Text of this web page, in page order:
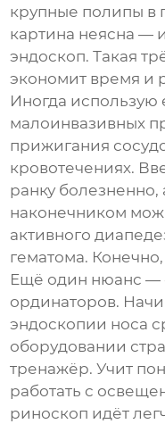
крупные полипы в
картина неясна —
эндоскоп. Такая
экономит время и
Иногда использую
малоинвазивных
прижигания
кровотечениях.
ранку болезненно,
наконечником
активного
гематома.
Ещё один нюанс —
ординаторов.
эндоскопии носа
оборудовании
тренажёр. Учит
работать с
риноскоп идёт